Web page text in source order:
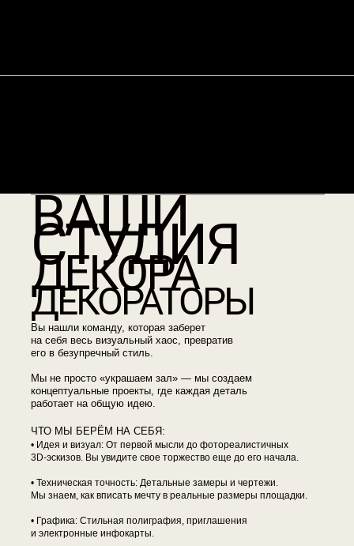
ВАШИ
СТУДИЯ
ДЕКОРА
ДЕКОРАТОРЫ
Вы нашли команду, которая заберет
на себя весь визуальный хаос, превратив
его в безупречный стиль.
Мы не просто «украшаем зал» — мы создаем
концептуальные проекты, где каждая деталь
работает на общую идею.
ЧТО МЫ БЕРЁМ НА СЕБЯ:
Идея и визуал: От первой мысли до фотореалистичных
3D-эскизов. Вы увидите свое торжество еще до его начала.
• Техническая точность: Детальные замеры и чертежи.
Мы знаем, как вписать мечту в реальные размеры площадки.
• Графика: Стильная полиграфия, приглашения
и электронные инфокарты.